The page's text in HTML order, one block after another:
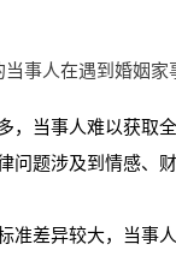
事人在遇到婚姻
，当事人难以获取
问题涉及到情感、
准差异较大，当事